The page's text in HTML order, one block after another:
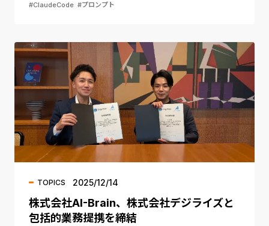
#ClaudeCode #プロンプト
TOPICS 2025/12/14
株式会社AI-Brain、株式会社デジライズと
包括的業務提携を締結